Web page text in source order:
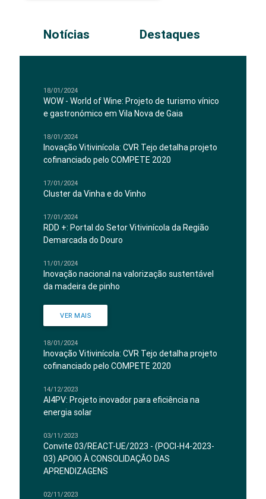
Notícias Destaques
18/01/2024
WOW - World of Wine: Projeto de turismo vínico
e gastronómico em Vila Nova de Gaia
18/01/2024
Inovação Vitivinícola: CVR Tejo detalha projeto
cofinanciado pelo COMPETE 2020
17/01/2024
Cluster da Vinha e do Vinho
17/01/2024
RDD +: Portal do Setor Vitivinícola da Região
Demarcada do Douro
11/01/2024
Inovação nacional na valorização sustentável
da madeira de pinho
VER MAIS
18/01/2024
Inovação Vitivinícola: CVR Tejo detalha projeto
cofinanciado pelo COMPETE 2020
14/12/2023
AI4PV: Projeto inovador para eficiência na
energia solar
03/11/2023
Convite 03/REACT-UE/2023 - (POCI-H4-2023-
03) APOIO À CONSOLIDAÇÃO DAS
APRENDIZAGENS
02/11/2023